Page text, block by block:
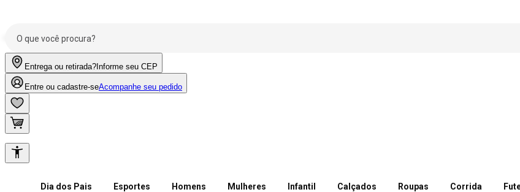
Entrega ou retirada? Informe seu CEP
Entre ou cadastre-seAcompanhe seu pedido
Dia dos Pais Esportes Homens Mulheres Infantil Calçados Roupas Corrida